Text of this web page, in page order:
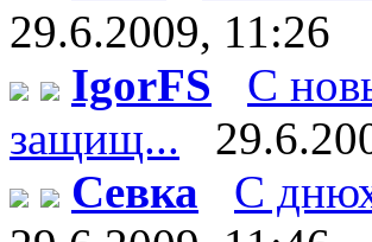
29.6.2009, 11:26
IgorFS
С
защищ...
Севка
С